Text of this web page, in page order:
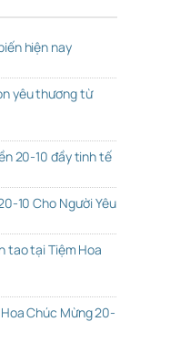
hiện nay
yêu thương từ
20-10 đầy tinh tế
10 Cho Người Yêu
tao tại Tiệm Hoa
Chúc Mừng 20-